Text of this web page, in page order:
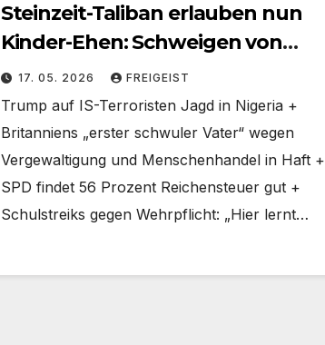
Steinzeit-Taliban erlauben nun
Kinder-Ehen: Schweigen von
Mädchen gilt als „Ja“
17. 05. 2026 FREIGEIST
Trump auf IS-Terroristen Jagd in Nigeria +
Britanniens „erster schwuler Vater“ wegen
Vergewaltigung und Menschenhandel in Haft +
SPD findet 56 Prozent Reichensteuer gut +
Schulstreiks gegen Wehrpflicht: „Hier lernt…